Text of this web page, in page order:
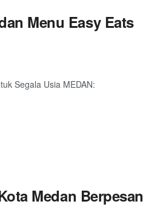
Menu Easy Eats
Segala Usia MEDAN:
Medan Berpesan